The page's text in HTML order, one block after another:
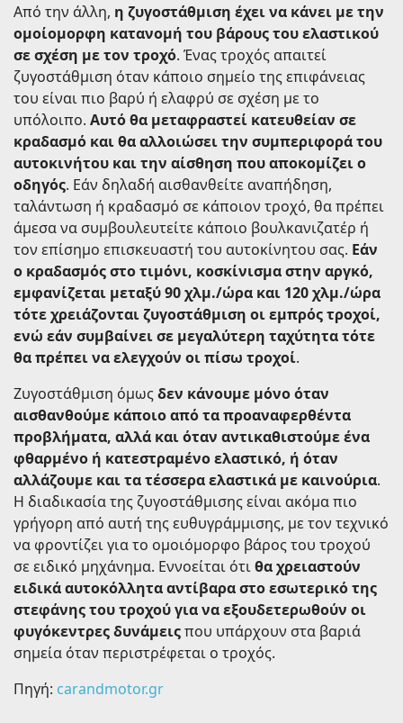
Από την άλλη, η ζυγοστάθμιση έχει να κάνει με την
ομοίομορφη κατανομή του βάρους του ελαστικού
σε σχέση με τον τροχό. Ένας τροχός απαιτεί
ζυγοστάθμιση όταν κάποιο σημείο της επιφάνειας
του είναι πιο βαρύ ή ελαφρύ σε σχέση με το
υπόλοιπο. Αυτό θα μεταφραστεί κατευθείαν σε
κραδασμό και θα αλλοιώσει την συμπεριφορά του
αυτοκινήτου και την αίσθηση που αποκομίζει ο
οδηγός. Εάν δηλαδή αισθανθείτε αναπήδηση,
ταλάντωση ή κραδασμό σε κάποιον τροχό, θα πρέπει
άμεσα να συμβουλευτείτε κάποιο βουλκανιζατέρ ή
τον επίσημο επισκευαστή του αυτοκίνητου σας. Εάν
ο κραδασμός στο τιμόνι, κοσκίνισμα στην αργκό,
εμφανίζεται μεταξύ 90 χλμ./ώρα και 120 χλμ./ώρα
τότε χρειάζονται ζυγοστάθμιση οι εμπρός τροχοί,
ενώ εάν συμβαίνει σε μεγαλύτερη ταχύτητα τότε
θα πρέπει να ελεγχούν οι πίσω τροχοί.
Ζυγοστάθμιση όμωςδεν κάνουμε μόνο όταν
αισθανθούμε κάποιο από τα προαναφερθέντα
προβλήματα, αλλά και όταν αντικαθιστούμε ένα
φθαρμένο ή κατεστραμένο ελαστικό, ή όταν
αλλάζουμε και τα τέσσερα ελαστικά με καινούρια.
Η διαδικασία της ζυγοστάθμισης είναι ακόμα πιο
γρήγορη από αυτή της ευθυγράμμισης, με τον τεχνικό
να φροντίζει για το ομοιόμορφο βάρος του τροχού
σε ειδικό μηχάνημα. Εννοείται ότιθα χρειαστούν
ειδικά αυτοκόλλητα αντίβαρα στο εσωτερικό της
στεφάνης του τροχού για να εξουδετερωθούν οι
φυγόκεντρες δυνάμειςπου υπάρχουν στα βαριά
σημεία όταν περιστρέφεται ο τροχός.
Πηγή: carandmotor.gr